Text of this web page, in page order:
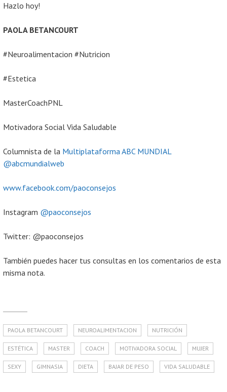
Hazlo hoy!
PAOLA BETANCOURT
#Neuroalimentacion #Nutricion
#Estetica
MasterCoachPNL
Motivadora Social Vida Saludable
Columnista de la Multiplataforma ABC MUNDIAL
@abcmundialweb
www.facebook.com/paoconsejos
Instagram @paoconsejos
Twitter: @paoconsejos
También puedes hacer tus consultas en los comentarios de esta
misma nota.
PAOLA BETANCOURT NEUROALIMENTACION NUTRICIÓN
ESTÉTICA MASTER COACH MOTIVADORA SOCIAL MUJER
SEXY GIMNASIA DIETA BAJAR DE PESO VIDA SALUDABLE